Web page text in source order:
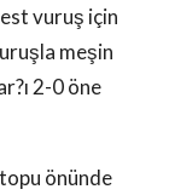
vuruş için
meşin
2-0 öne
önünde